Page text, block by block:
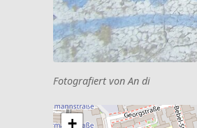
Fotografiert von An di
+